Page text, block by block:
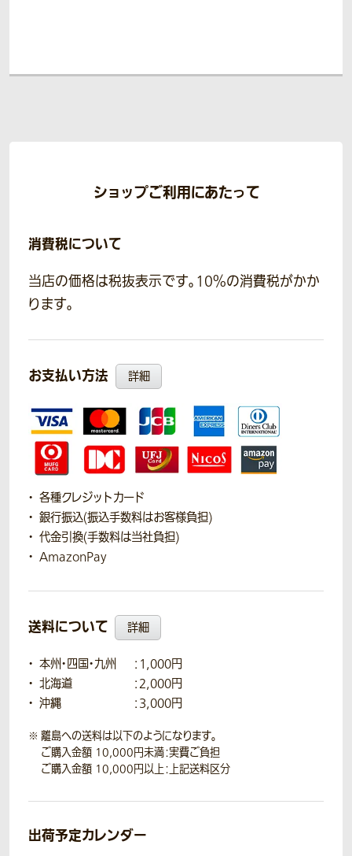
ショップご利用にあたって
消費税について
当店の価格は税抜表示です。10％の消費税がかか
ります。
お支払い方法 詳細
各種クレジットカード
銀行振込(振込手数料はお客様負担)
代金引換(手数料は当社負担)
AmazonPay
送料について 詳細
本州・四国・九州
：1,000円
北海道
：2,000円
沖縄
：3,000円
離島への送料は以下のようになります。
ご購入金額 10,000円未満：実費ご負担
ご購入金額 10,000円以上：上記送料区分
出荷予定カレンダー